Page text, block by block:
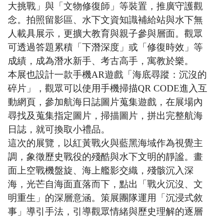
大挑戰」與「文物修復師」等裝置，推廣守護觀
念。拍照留影區、水下文資知識補給站與水下無
人載具展示，更擴大教育與親子參與層面。觀眾
可透過答題累積「下潛深度」或「修復時效」等
成績，成為潛水新手、考古高手，寓教於樂。
本展也設計一款手機AR遊戲「海底尋蹤：沉沒的
碎片」，觀眾可以使用手機掃描QR CODE進入互
動網頁，參加航海日誌圖片蒐集遊戲，在展場內
尋找及蒐集指定圖片，掃描圖片，拼出完整航海
日誌，就可換取小禮品。
這次的展覽，以紅黃戰火與藍黑海域作為視覺主
調，象徵歷史戰役的殘酷與水下文明的靜謐。畫
面上空戰機盤旋、海上艦影交織，殘骸沉入深
海，光芒自海面直落而下，點出「戰火沉沒、文
明重生」的深層意涵。策展團隊運用「沉浸式敘
事」導引手法，引導觀眾情緒與歷史理解的逐層